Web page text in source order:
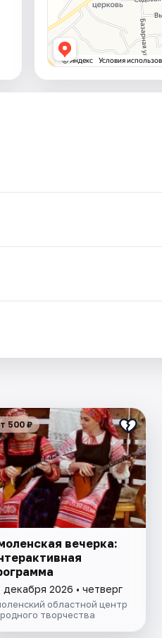
500 ₽
вечерка:
декабря 2026 • четверг
областной центр
творчества